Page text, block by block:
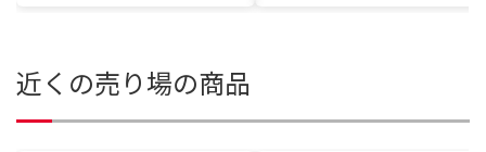
近くの売り場の商品